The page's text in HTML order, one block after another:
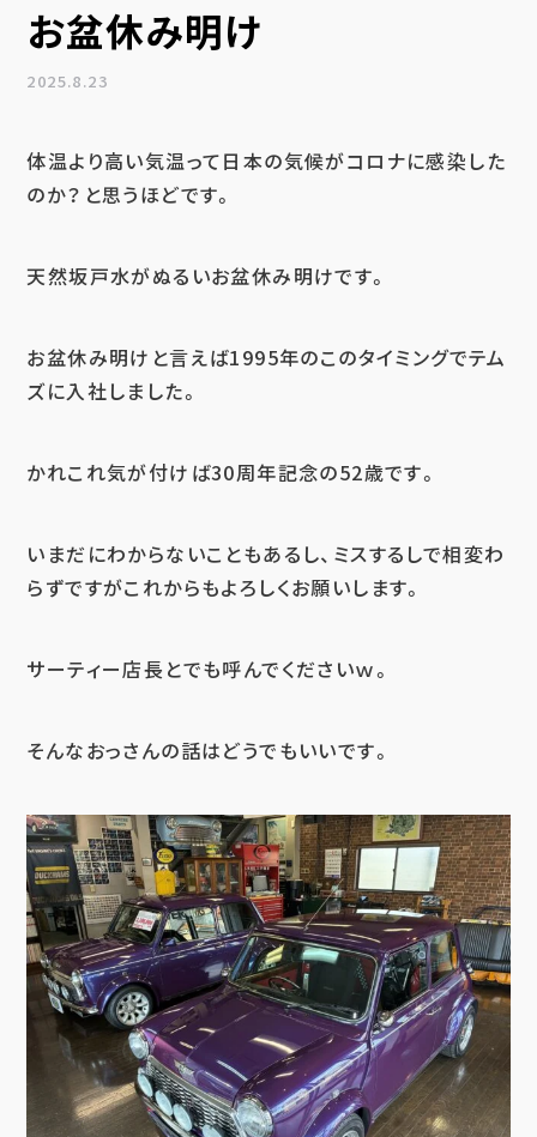
お盆休み明け
2025.8.23
体温より高い気温って日本の気候がコロナに感染した
のか？と思うほどです。
天然坂戸水がぬるいお盆休み明けです。
お盆休み明けと言えば1995年のこのタイミングでテム
ズに入社しました。
かれこれ気が付けば30周年記念の52歳です。
いまだにわからないこともあるし、ミスするしで相変わ
らずですがこれからもよろしくお願いします。
サーティー店長とでも呼んでくださいｗ。
そんなおっさんの話はどうでもいいです。